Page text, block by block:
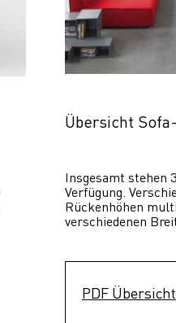
Übersicht
Insgesamt stehen
Verfügung.
Rückenhöhen
verschiedenen
PDF Übersicht